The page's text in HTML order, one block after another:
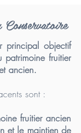
principal objectif
patrimoine fruitier
ancien.
sont :
fruitier ancien
et le maintien de